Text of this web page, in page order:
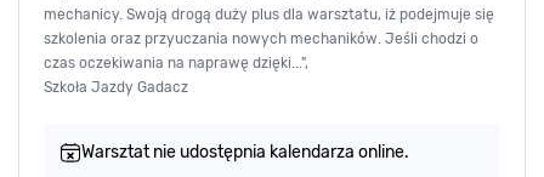
mechanicy. Swoją drogą duży plus dla warsztatu, iż podejmuje się
szkolenia oraz przyuczania nowych mechaników. Jeśli chodzi o
czas oczekiwania na naprawę dzięki...",
Szkoła Jazdy Gadacz
Warsztat nie udostępnia kalendarza online.